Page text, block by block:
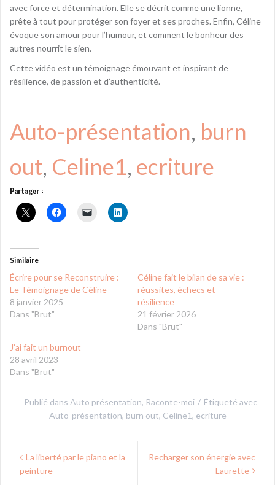
avec force et détermination. Elle se décrit comme une lionne,
prête à tout pour protéger son foyer et ses proches. Enfin, Céline
évoque son amour pour l’humour, et comment le bonheur des
autres nourrit le sien.
Cette vidéo est un témoignage émouvant et inspirant de
résilience, de passion et d’authenticité.
Auto-présentation, burn
out, Celine1, ecriture
Partager :
Similaire
Écrire pour se Reconstruire :
Le Témoignage de Céline
8 janvier 2025
Dans "Brut"
Céline fait le bilan de sa vie :
réussites, échecs et
résilience
21 février 2026
Dans "Brut"
J’ai fait un burnout
28 avril 2023
Dans "Brut"
Publié dans Auto présentation, Raconte-moi
Étiqueté avec
Auto-présentation, burn out, Celine1, ecriture
Navigation
deLa liberté par le piano et la
peinture
Recharger son énergie avec
Laurette